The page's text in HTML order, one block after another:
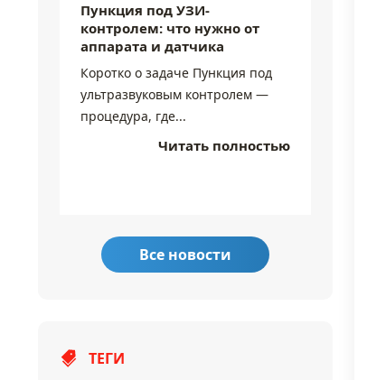
Пункция под УЗИ-
контролем: что нужно от
аппарата и датчика
Коротко о задаче Пункция под
ультразвуковым контролем —
процедура, где...
Читать полностью
Все новости
ТЕГИ